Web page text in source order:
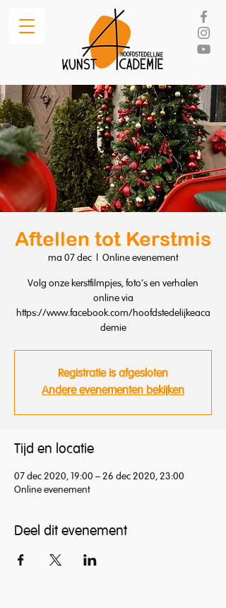
Aftellen tot Kerstmis
ma 07 dec
  |
Online evenement
Volg onze kerstfilmpjes, foto's en verhalen
online via
https://www.facebook.com/hoofdstedelijkeaca
demie
Registratie is afgesloten
Andere evenementen bekijken
Tijd en locatie
07 dec 2020, 19:00 – 26 dec 2020, 23:00
Online evenement
Deel dit evenement